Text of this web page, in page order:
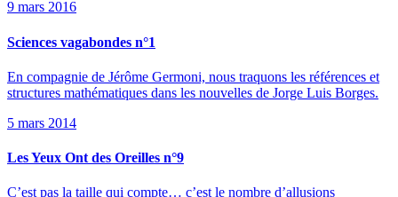
9 mars 2016
Sciences vagabondes n°1
En compagnie de Jérôme Germoni, nous traquons les références et
structures mathématiques dans les nouvelles de Jorge Luis Borges.
5 mars 2014
Les Yeux Ont des Oreilles n°9
C’est pas la taille qui compte… c’est le nombre d’allusions